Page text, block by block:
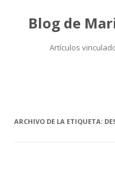
Blog de
Artículos
ARCHIVO DE LA ETIQUETA: